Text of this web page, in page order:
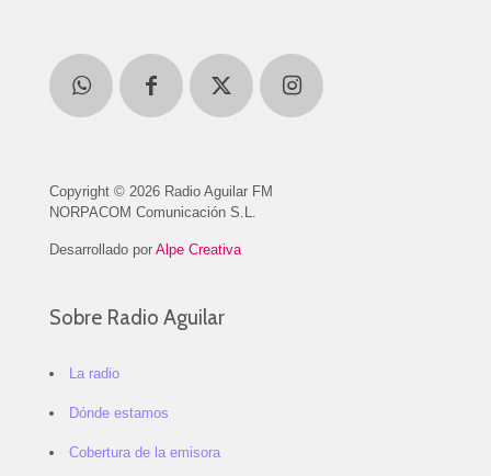
Copyright © 2026 Radio Aguilar FM
NORPACOM Comunicación S.L.
Desarrollado por Alpe Creativa
Sobre Radio Aguilar
La radio
Dónde estamos
Cobertura de la emisora